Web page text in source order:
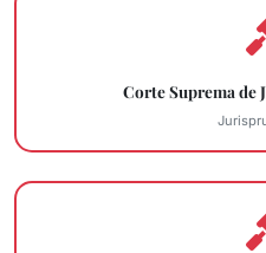
Corte Suprema de